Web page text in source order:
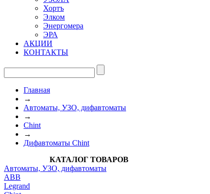
Хортъ
Элком
Энергомера
ЭРА
АКЦИИ
КОНТАКТЫ
Главная
→
Автоматы, УЗО, дифавтоматы
→
Chint
→
Дифавтоматы Chint
КАТАЛОГ ТОВАРОВ
Автоматы, УЗО, дифавтоматы
АВВ
Legrand